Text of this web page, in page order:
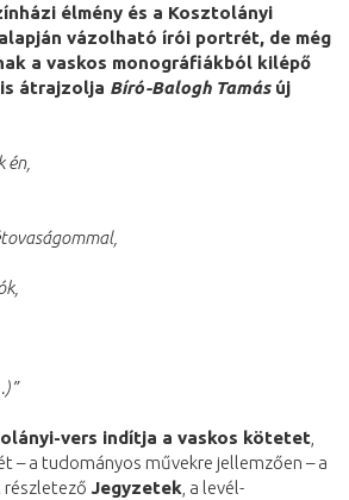
élmény és a Kosztolányi
vázolható írói portrét, de még
a vaskos monográfiákból kilépő
átrajzolja Bíró-Balogh Tamásúj
én,
vers indítja a vaskos kötetet,
– a tudományos művekre jellemzően – a
Jegyzetek, a levél-